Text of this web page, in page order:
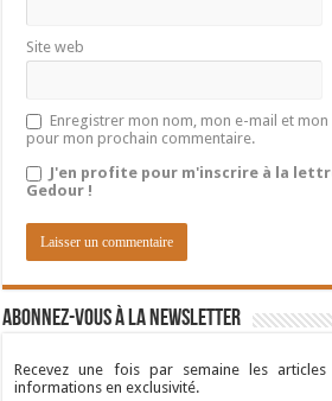
Site web
Enregistrer mon nom, mon e-mail et
pour mon prochain commentaire.
J'en profite pour m'inscrire à la
Gedour !
Abonnez-vous à la newsletter
Recevez une fois par semaine les
informations en exclusivité.